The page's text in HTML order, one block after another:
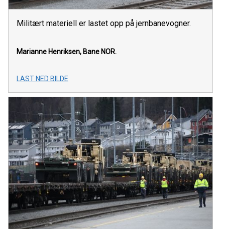
Militært materiell er lastet opp på jernbanevogner.
Marianne Henriksen, Bane NOR.
LAST NED BILDE